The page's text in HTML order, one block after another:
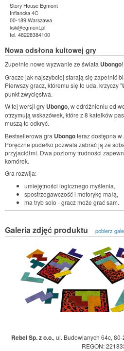
Story House Egmont
Inflancka 4C
00-189 Warszawa
ksk@egmont.pl
tel. 48228384100
Nowa odsłona kultowej gry
Zupełnie nowe wyzwanie ze świata Ubongo!
Gracze jak najszybciej starają się zapełnić
Pierwszy gracz, któremu się to uda, krzyczy "
punkt zwycięstwa.
W tej wersji gry Ubongo, w odróżnieniu od
otrzymują wskazówek, które z 8 kafelków
muszą to odkryć.
Bestsellerowa gra Ubongoteraz dostępna w
Poręczne pudełko pozwala zabrać ją ze
przyjaciółmi. Dwa poziomy trudności
komórek.
Gra rozwija:
umiejętności logicznego myślenia,
spostrzegawczość i motorykę małą,
ma tryb solo - gracz może grać sam.
Galeria zdjęć produktu pobierz
Rebel Sp. z o.o., ul. Budowlanych 64c,
REGON: